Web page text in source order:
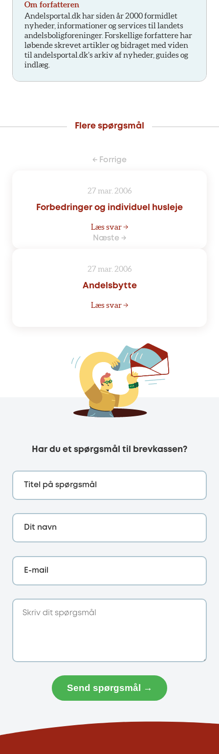
Om forfatteren
Andelsportal.dk har siden år 2000 formidlet
nyheder, informationer og services til landets
andelsboligforeninger. Forskellige forfattere har
løbende skrevet artikler og bidraget med viden
til andelsportal.dk’s arkiv af nyheder, guides og
indlæg.
Flere spørgsmål
← Forrige
27 mar. 2006
Forbedringer og individuel husleje
Læs svar →
Næste →
27 mar. 2006
Andelsbytte
Læs svar →
Har du et spørgsmål til brevkassen?
Titel på spørgsmål
Dit navn
E-mail
Send spørgsmål →